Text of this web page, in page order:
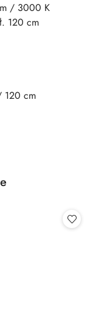
/ 3000 K
120 cm
120 cm